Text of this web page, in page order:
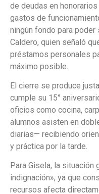
de deudas en
gastos de
ningún fondo para
Caldero, quien señaló
préstamos personales
máximo posible.
El cierre se produce
cumple su 15°
oficios como cocina,
alumnos asisten en
diarias— recibiendo
y práctica por la tarde.
Para Gisela, la situación
indignación», ya que
recursos afecta